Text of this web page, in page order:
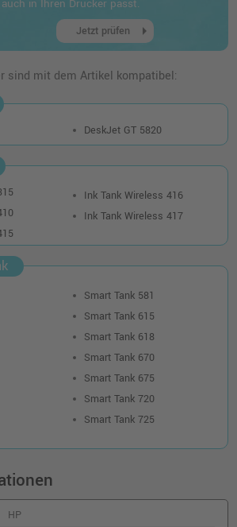
auch in Ihren Drucker passt.
Jetzt prüfen arrow_right
sind mit dem Artikel kompatibel:
DeskJet GT 5820
Ink Tank Wireless 416
Ink Tank Wireless 417
Smart Tank 581
Smart Tank 615
Smart Tank 618
Smart Tank 670
Smart Tank 675
Smart Tank 720
Smart Tank 725
HP